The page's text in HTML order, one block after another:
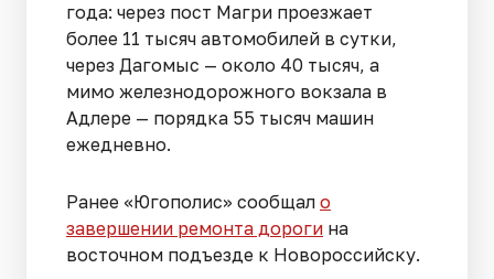
года: через пост Магри проезжает
более 11 тысяч автомобилей в сутки,
через Дагомыс — около 40 тысяч, а
мимо железнодорожного вокзала в
Адлере — порядка 55 тысяч машин
ежедневно.
Ранее «Югополис» сообщал о
завершении ремонта дороги на
восточном подъезде к Новороссийску.